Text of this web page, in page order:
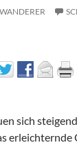
sich
erleichternde